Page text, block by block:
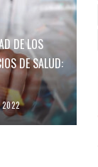
DE LOS
DE SALUD: